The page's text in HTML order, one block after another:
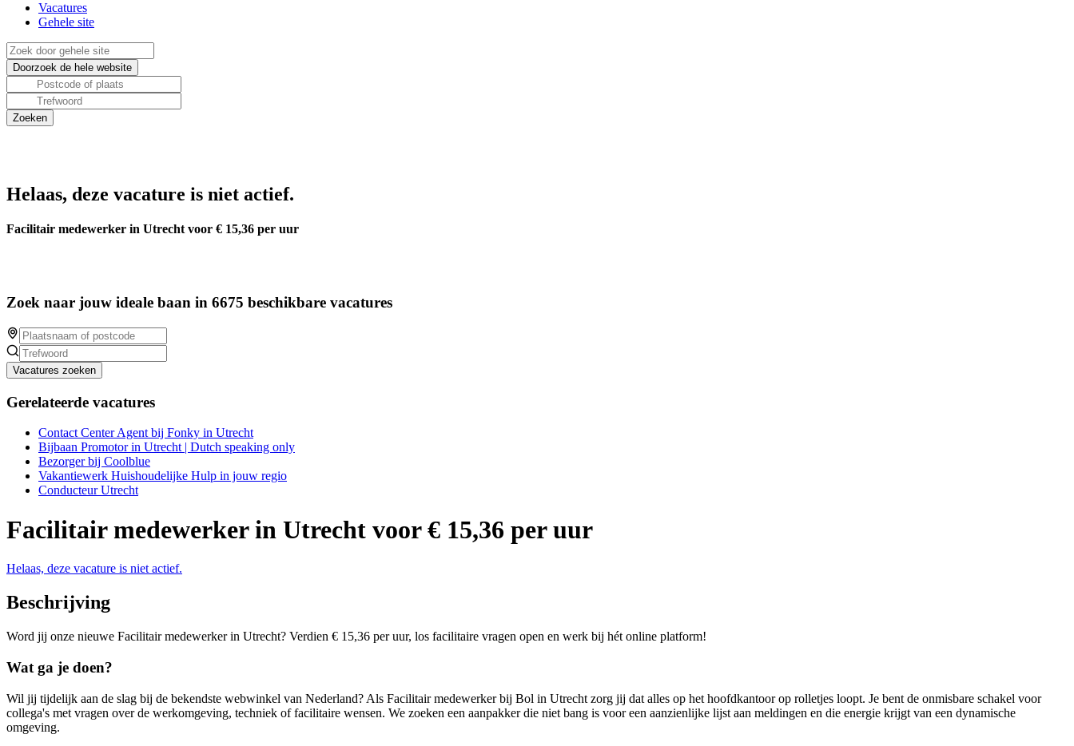
Vacatures
Gehele site
Helaas, deze vacature is niet actief.
Facilitair medewerker in Utrecht voor € 15,36 per uur
Zoek naar jouw ideale baan in 6675 beschikbare vacatures
Vacatures zoeken
Gerelateerde vacatures
Contact Center Agent bij Fonky in Utrecht
Bijbaan Promotor in Utrecht | Dutch speaking only
Bezorger bij Coolblue
Vakantiewerk Huishoudelijke Hulp in jouw regio
Conducteur Utrecht
Facilitair medewerker in Utrecht voor € 15,36 per uur
Helaas, deze vacature is niet actief.
Beschrijving
Word jij onze nieuwe Facilitair medewerker in Utrecht? Verdien € 15,36 per uur, los facilitaire vragen open en werk bij hét online platform!
Wat ga je doen?
Wil jij tijdelijk aan de slag bij de bekendste webwinkel van Nederland? Als Facilitair medewerker bij Bol in Utrecht zorg jij dat alles op het hoofdkantoor op rolletjes loopt. Je bent de onmisbare schakel voor
collega's met vragen over de werkomgeving, techniek of facilitaire wensen. We zoeken een aanpakker die niet bang is voor een aanzienlijke lijst aan meldingen en die energie krijgt van een dynamische
omgeving.